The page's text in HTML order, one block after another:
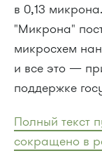
в 0,13
"Микрона"
микросхем
и все это —
поддержке
Полный текст
сокращено в